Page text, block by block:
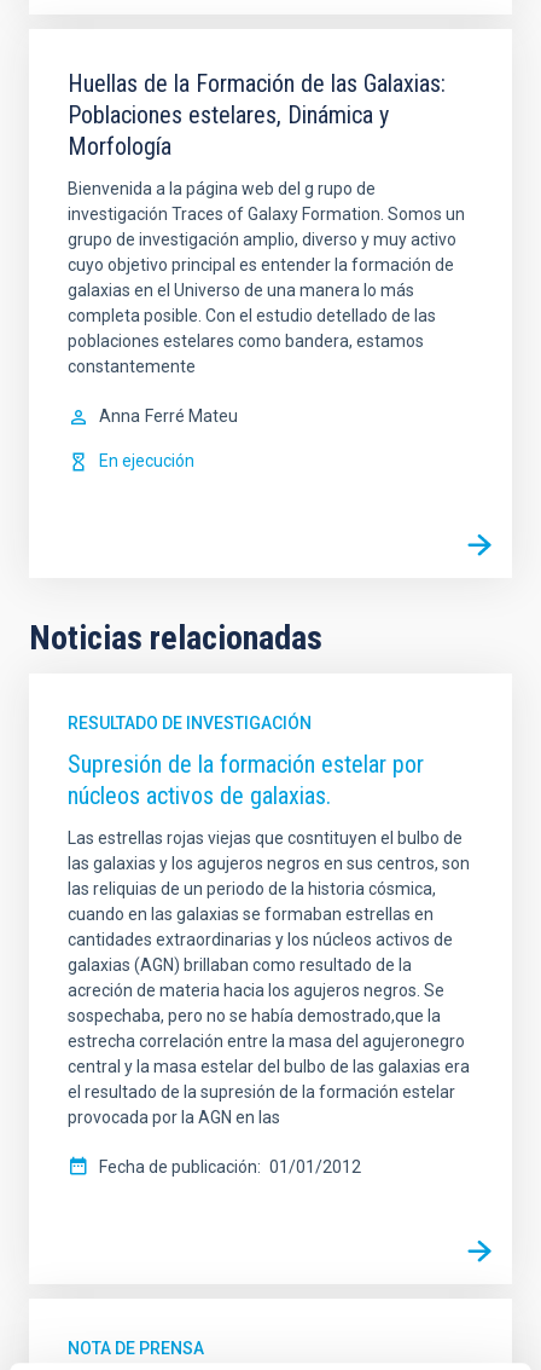
Huellas de la Formación de las Galaxias:
Poblaciones estelares, Dinámica y
Morfología
Bienvenida a la página web del g rupo de
investigación Traces of Galaxy Formation. Somos un
grupo de investigación amplio, diverso y muy activo
cuyo objetivo principal es entender la formación de
galaxias en el Universo de una manera lo más
completa posible. Con el estudio detellado de las
poblaciones estelares como bandera, estamos
constantemente
Anna Ferré Mateu
En ejecución
Noticias relacionadas
RESULTADO DE INVESTIGACIÓN
Supresión de la formación estelar por
núcleos activos de galaxias.
Las estrellas rojas viejas que cosntituyen el bulbo de
las galaxias y los agujeros negros en sus centros, son
las reliquias de un periodo de la historia cósmica,
cuando en las galaxias se formaban estrellas en
cantidades extraordinarias y los núcleos activos de
galaxias (AGN) brillaban como resultado de la
acreción de materia hacia los agujeros negros. Se
sospechaba, pero no se había demostrado,que la
estrecha correlación entre la masa del agujeronegro
central y la masa estelar del bulbo de las galaxias era
el resultado de la supresión de la formación estelar
provocada por la AGN en las
Fecha de publicación 01/01/2012
NOTA DE PRENSA